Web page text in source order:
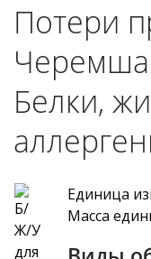
Потери
Белки,
Единица
Масса